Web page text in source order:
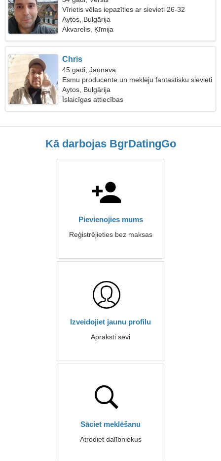
Vīrietis vēlas iepazīties ar sievieti 26-32
Aytos, Bulgārija
Akvarelis, Ķīmija
Chris
45 gadi, Jaunava
Esmu producente un meklēju fantastisku sievieti
Aytos, Bulgārija
Īslaicīgas attiecības
Kā darbojas BgrDatingGo
Pievienojies mums
Reģistrējieties bez maksas
Izveidojiet jaunu profilu
Apraksti sevi
Sāciet meklēšanu
Atrodiet dalībniekus